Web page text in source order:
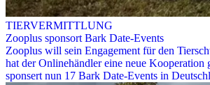
TIERVERMITTLUNG
Zooplus sponsort Bark Date-Events
Zooplus will sein Engagement für den
hat der Onlinehändler eine neue Kooperation
sponsert nun 17 Bark Date-Events in